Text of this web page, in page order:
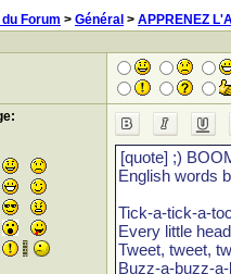
Forum > Général > APPRENEZ